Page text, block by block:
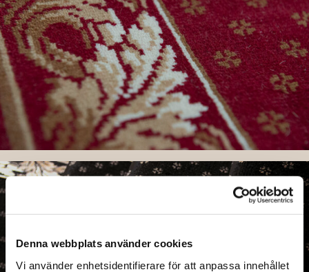
Denna webbplats använder cookies
Vi använder enhetsidentifierare för att anpassa innehållet